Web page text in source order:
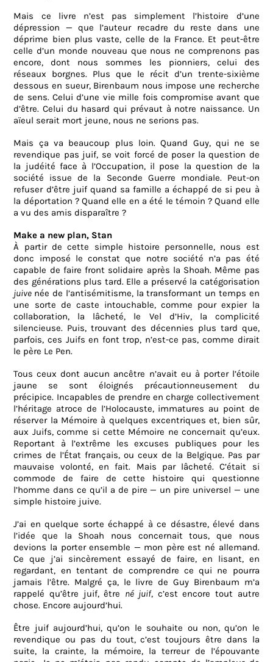
Mais ce livre n’est pas simplement l’histoire d’une
dépression — que l’auteur recadre du reste dans une
déprime bien plus vaste, celle de la France. Et peut-être
celle d’un monde nouveau que nous ne comprenons pas
encore, dont nous sommes les pionniers, celui des
réseaux borgnes. Plus que le récit d’un trente-sixième
dessous en sueur, Birenbaum nous impose une recherche
de sens. Celui d’une vie mille fois compromise avant que
d’être. Celui du hasard qui prévaut à notre naissance. Un
aïeul serait mort jeune, nous ne serions pas.
Mais ça va beaucoup plus loin. Quand Guy, qui ne se
revendique pas juif, se voit forcé de poser la question de
la judéité face à l’Occupation, il pose la question de la
société issue de la Seconde Guerre mondiale. Peut-on
refuser d’être juif quand sa famille a échappé de si peu à
la déportation ? Quand elle en a été le témoin ? Quand elle
a vu des amis disparaître ?
Make a new plan, Stan
À partir de cette simple histoire personnelle, nous est
donc imposé le constat que notre société n’a pas été
capable de faire front solidaire après la Shoah. Même pas
des générations plus tard. Elle a préservé la catégorisation
juive née de l’antisémitisme, la transformant un temps en
une sorte de caste intouchable, comme pour expier la
collaboration, la lâcheté, le Vel d’Hiv, la complicité
silencieuse. Puis, trouvant des décennies plus tard que,
parfois, ces Juifs en font trop, n’est-ce pas, comme dirait
le père Le Pen.
Tous ceux dont aucun ancêtre n’avait eu à porter l’étoile
jaune se sont éloignés précautionneusement du
précipice. Incapables de prendre en charge collectivement
l’héritage atroce de l’Holocauste, immatures au point de
réserver la Mémoire à quelques excentriques et, bien sûr,
aux Juifs, comme si cette Mémoire ne concernait qu’eux.
Reportant à l’extrême les excuses publiques pour les
crimes de l’État français, ou ceux de la Belgique. Pas par
mauvaise volonté, en fait. Mais par lâcheté. C’était si
commode de faire de cette histoire qui questionne
l’homme dans ce qu’il a de pire — un pire universel — une
simple histoire juive.
J’ai en quelque sorte échappé à ce désastre, élevé dans
l’idée que la Shoah nous concernait tous, que nous
devions la porter ensemble — mon père est né allemand.
Ce que j’ai sincèrement essayé de faire, en lisant, en
regardant, en tentant de comprendre ce qui ne pourra
jamais l’être. Malgré ça, le livre de Guy Birenbaum m’a
rappelé qu’être juif, être né juif, c’est encore tout autre
chose. Encore aujourd’hui.
Être juif aujourd’hui, qu’on le souhaite ou non, qu’on le
revendique ou pas du tout, c’est toujours être dans la
suite, la crainte, la mémoire, la terreur de l’épouvante